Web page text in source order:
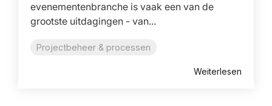
evenementenbranche is vaak een van de
grootste uitdagingen - van...
Projectbeheer & processen
Weiterlesen